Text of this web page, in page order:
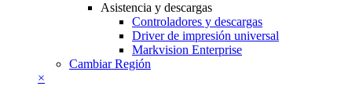
Asistencia y descargas
Controladores y descargas
Driver de impresión universal
Markvision Enterprise
Cambiar Región
×